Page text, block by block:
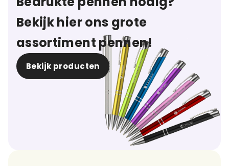
Bekijk hier ons grote
assortiment pennen!
Bekijk producten